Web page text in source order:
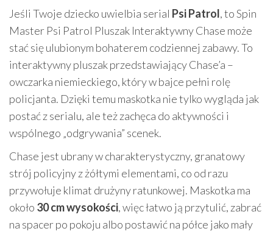
Jeśli Twoje dziecko uwielbia serial Psi Patrol, to Spin
Master Psi Patrol Pluszak Interaktywny Chase może
stać się ulubionym bohaterem codziennej zabawy. To
interaktywny pluszak przedstawiający Chase’a –
owczarka niemieckiego, który w bajce pełni rolę
policjanta. Dzięki temu maskotka nie tylko wygląda jak
postać z serialu, ale też zachęca do aktywności i
wspólnego „odgrywania” scenek.
Chase jest ubrany w charakterystyczny, granatowy
strój policyjny z żółtymi elementami, co od razu
przywołuje klimat drużyny ratunkowej. Maskotka ma
około 30 cm wysokości, więc łatwo ją przytulić, zabrać
na spacer po pokoju albo postawić na półce jako mały